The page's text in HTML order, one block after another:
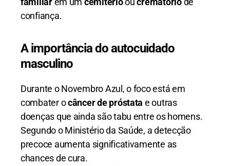
confiança.
A importância do autocuidado
masculino
Durante o Novembro Azul, o foco está em
combater ocâncer de próstata e outras
doenças que ainda são tabu entre os homens.
Segundo o Ministério da Saúde, a detecção
precoce aumenta significativamente as
chances de cura.